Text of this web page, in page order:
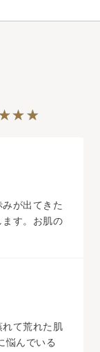
が出てきた
す。お肌の
て荒れた肌
悩んでいる